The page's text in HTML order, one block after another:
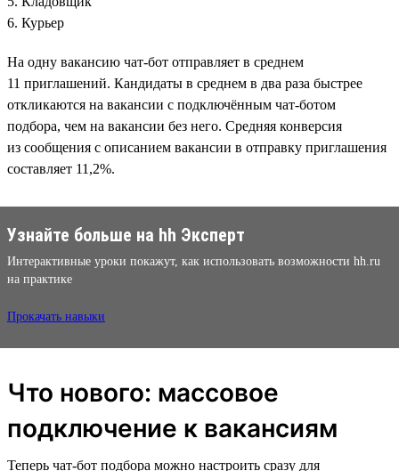
6. Курьер
На одну вакансию чат-бот отправляет в среднем
11 приглашений. Кандидаты в среднем в два раза быстрее
откликаются на вакансии с подключённым чат-ботом
подбора, чем на вакансии без него. Средняя конверсия
из сообщения с описанием вакансии в отправку приглашения
составляет 11,2%.
Узнайте больше на hh Эксперт
Интерактивные уроки покажут, как использовать возможности hh.ru
на практике
Прокачать навыки
Что нового: массовое
подключение к вакансиям
Теперь чат-бот подбора можно настроить сразу для